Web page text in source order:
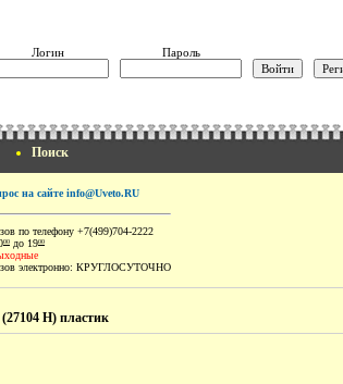
Логин Пароль
Поиск
на сайте info@Uveto.RU
по телефону +7(499)704-2222
00 до 1900
электронно: КРУГЛОСУТОЧНО
Н) пластик